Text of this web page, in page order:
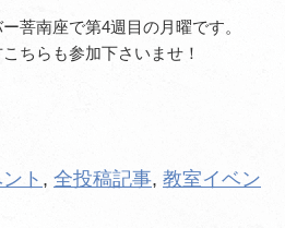
菩南座で第4週目の月曜です。
ちらも参加下さいませ！
ト , 全投稿記事, 教室イベン